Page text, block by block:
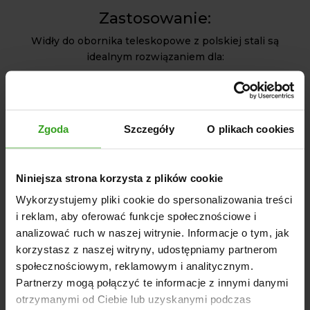
Zgoda Szczegóły O plikach cookies
Niniejsza strona korzysta z plików cookie
Wykorzystujemy pliki cookie do spersonalizowania treści
i reklam, aby oferować funkcje społecznościowe i
analizować ruch w naszej witrynie. Informacje o tym, jak
korzystasz z naszej witryny, udostępniamy partnerom
społecznościowym, reklamowym i analitycznym.
Partnerzy mogą połączyć te informacje z innymi danymi
otrzymanymi od Ciebie lub uzyskanymi podczas
Zastosowanie:
Widły do obornika teleskopowe z polskiej stali są
idealnym rozwiązaniem dla:
Rolników i hodowców poszukujących wytrzymałych
narzędzi do codziennej pracy w gospodarstwie,
Każdego, kto potrzebuje solidnych wideł do
materiałów organicznych.
Dzięki teleskopowej regulacji, solidnej konstrukcji i
ochronie antykorozyjnej, nasze widły do obornika są
inwestycją, która zapewnia długotrwałe korzyści i komfort
użytkowania. Wybierz widły, które łączą w sobie
zaawansowaną technologię, wysoką jakość wykonania i
niezawodność w każdej sytuacji.